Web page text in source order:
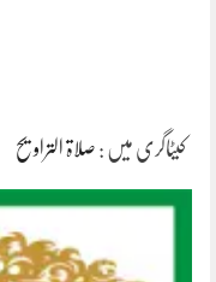
کیٹاگری میں : صلاۃ التراویح